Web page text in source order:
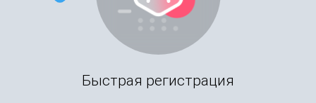
Быстрая регистрация